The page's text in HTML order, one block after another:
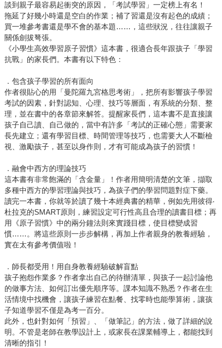
談到親子最容易起衝突的原因，「考試學習」一定榜上有名！
拖延了好幾小時還是空白的作業；補了習還是沒有起色的成績；
買一堆參考書還是學不會的基本題……，這些狀況，往往讓親子
關係劍拔弩張。
《小學生高效學習原子習慣》這本書，很適合長年跟孩子「學習
抗戰」的家長們。本書有以下特色：
．包含孩子學習的所有面向
作者很貼心的用「曼陀羅九宮格思考術」，把所有影響孩子學習
考試的因素，針對認知、心理、技巧等層面，有系統的分類、整
理，並在書中的各章節來解答。提醒家長們，這本書不是直接讓
孩子自己讀、自己做的，當中有許多「考試的正確心態」需要家
長先建立；還有學習目標、時間管理等技巧，也需要大人不斷檢
視、激勵孩子，甚至以身作則，才有可能成為孩子的習慣！
．融會中西方的理論技巧
這本書有非常飽滿的「含金量」！作者用簡明清楚的文筆，擷取
多種中西方的學習理論與技巧，為孩子們的學習問題對症下藥。
讀完一本書，你就等於讀了幾十本經典書的精華，例如先用彼得‧
杜拉克的SMART原則，練習設定可行性高且合理的讀書目標；再
用《原子習慣》中的兩分鐘法則來實踐目標，使目標變成習
慣……。將這些原則一步步解構，再加上作者親身的教養經驗，
實在太有參考價值啦！
．師長都受用！用自身教養經驗破解盲點
孩子抱怨作業多？作者拿出自己的待辦清單，與孩子一起討論他
的做事方法、如何訂出優先順序等。課本知識不熟悉？作者在生
活情境中找機會，讓孩子練習在點餐、找零時也能學算術，讓孩
子知道學習不僅是為考一百分。
此外，也針對如何「預習」、「做筆記」的方法，做了詳細的說
明。不管是老師在教學設計上，或家長在課業輔導上，都能找到
清晰的指引！